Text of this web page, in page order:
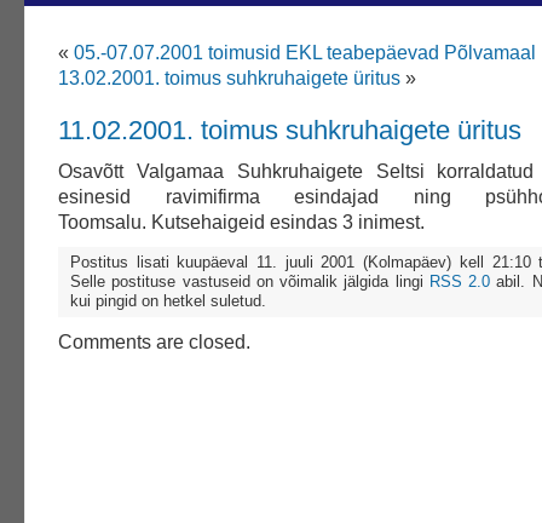
« 05.-07.07.2001 toimusid EKL teabepäevad Põlvamaal
13.02.2001. toimus suhkruhaigete üritus »
11.02.2001. toimus suhkruhaigete üritus
Osavõtt Valgamaa Suhkruhaigete Seltsi
esinesid ravimifirma esindajad ning
Toomsalu. Kutsehaigeid esindas 3 inimest.
Postitus lisati kuupäeval 11. juuli 2001 (Kolmapäev) kell
Selle postituse vastuseid on võimalik jälgida lingi RSS 2.0 abil.
kui pingid on hetkel suletud.
Comments are closed.